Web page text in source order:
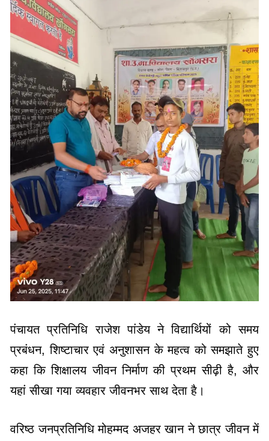
पंचायत प्रतिनिधि राजेश पांडेय ने विद्यार्थियों को समय
प्रबंधन, शिष्टाचार एवं अनुशासन के महत्व को समझाते हुए
कहा कि शिक्षालय जीवन निर्माण की प्रथम सीढ़ी है, और
यहां सीखा गया व्यवहार जीवनभर साथ देता है।
वरिष्ठ जनप्रतिनिधि मोहम्मद अजहर खान ने छात्र जीवन में